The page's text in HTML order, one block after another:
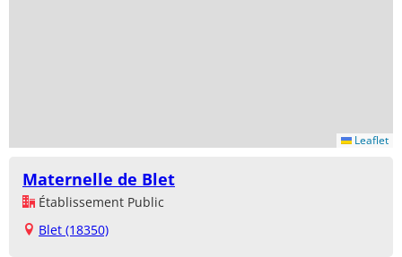
Leaflet
Maternelle de Blet
Établissement Public
Blet (18350)